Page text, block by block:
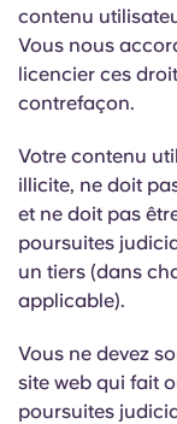
contenu
Vous nous
licencier ces
contrefaçon.
Votre contenu
illicite, ne doit
et ne doit pas
poursuites
un tiers (dans
applicable).
Vous ne devez
site web qui fait
poursuites